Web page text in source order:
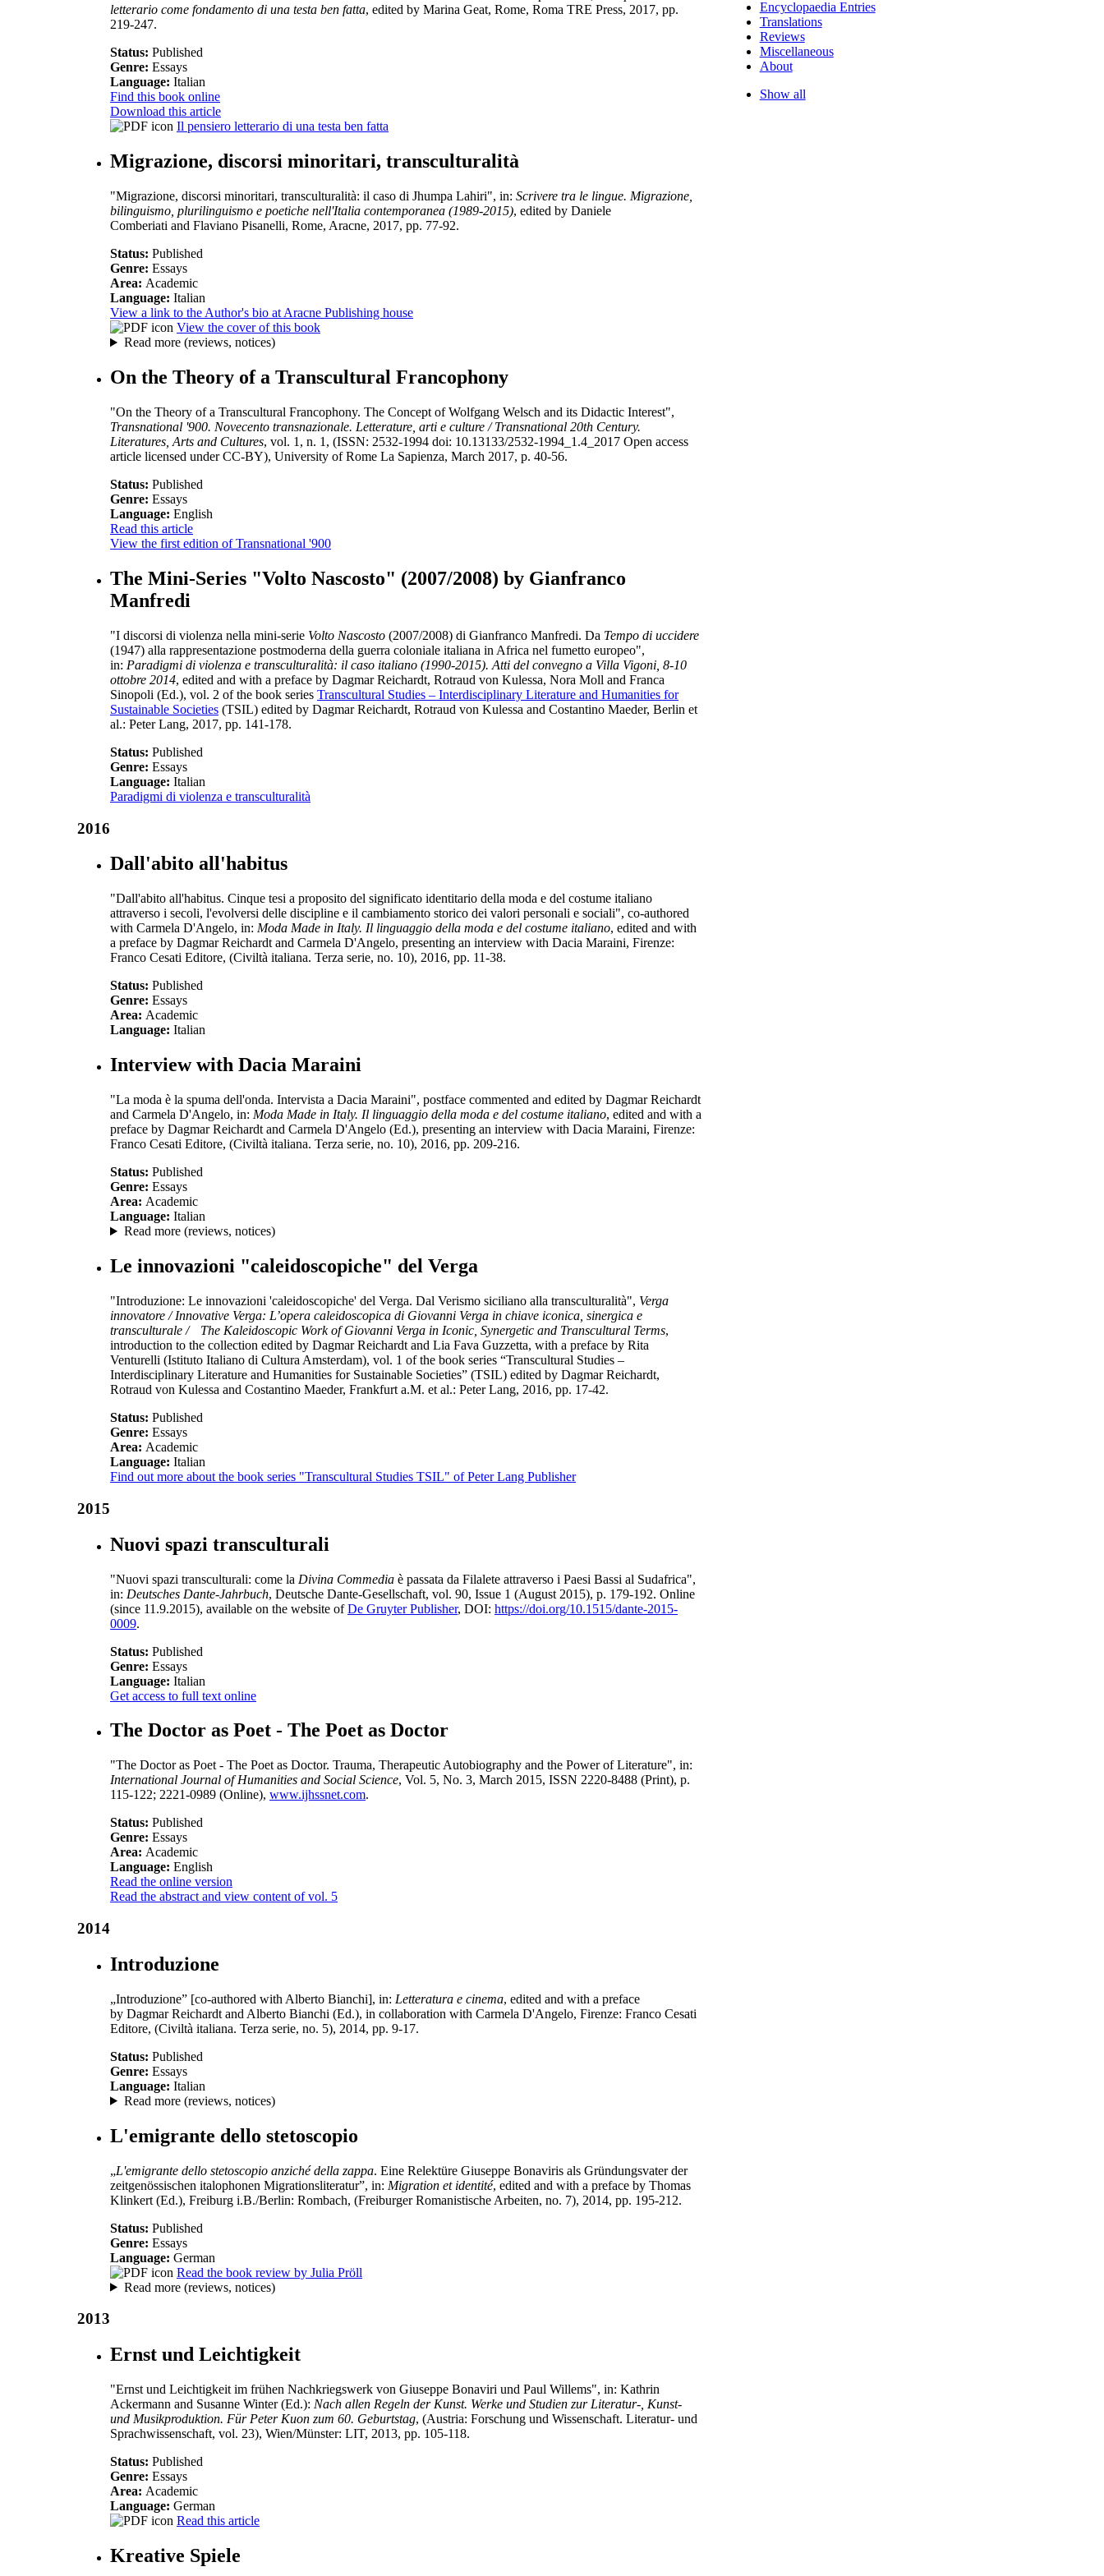
letterario come fondamento di una testa ben fatta, edited by Marina Geat, Rome, Roma TRE Press, 2017, pp.
219-247.
Status: Published
Genre: Essays
Language: Italian
Find this book online
Download this article
Il pensiero letterario di una testa ben fatta
Migrazione, discorsi minoritari, transculturalità
"Migrazione, discorsi minoritari, transculturalità: il caso di Jhumpa Lahiri", in: Scrivere tra le lingue. Migrazione,
bilinguismo, plurilinguismo e poetiche nell'Italia contemporanea (1989-2015), edited by Daniele
Comberiati and Flaviano Pisanelli, Rome, Aracne, 2017, pp. 77-92.
Status: Published
Genre: Essays
Area: Academic
Language: Italian
View a link to the Author's bio at Aracne Publishing house
View the cover of this book
Read more (reviews, notices)
On the Theory of a Transcultural Francophony
"On the Theory of a Transcultural Francophony. The Concept of Wolfgang Welsch and its Didactic Interest",
Transnational '900. Novecento transnazionale. Letterature, arti e culture / Transnational 20th Century.
Literatures, Arts and Cultures, vol. 1, n. 1, (ISSN: 2532-1994 doi: 10.13133/2532-1994_1.4_2017 Open access
article licensed under CC-BY), University of Rome La Sapienza, March 2017, p. 40-56.
Status: Published
Genre: Essays
Language: English
Read this article
View the first edition of Transnational '900
The Mini-Series "Volto Nascosto" (2007/2008) by Gianfranco
Manfredi
"I discorsi di violenza nella mini-serie Volto Nascosto (2007/2008) di Gianfranco Manfredi. Da Tempo di uccidere
(1947) alla rappresentazione postmoderna della guerra coloniale italiana in Africa nel fumetto europeo",
in: Paradigmi di violenza e transculturalità: il caso italiano (1990-2015). Atti del convegno a Villa Vigoni, 8-10
ottobre 2014, edited and with a preface by Dagmar Reichardt, Rotraud von Kulessa, Nora Moll and Franca
Sinopoli (Ed.), vol. 2 of the book series Transcultural Studies – Interdisciplinary Literature and Humanities for
Sustainable Societies (TSIL) edited by Dagmar Reichardt, Rotraud von Kulessa and Costantino Maeder, Berlin et
al.: Peter Lang, 2017, pp. 141-178.
Status: Published
Genre: Essays
Language: Italian
Paradigmi di violenza e transculturalità
2016
Dall'abito all'habitus
"Dall'abito all'habitus. Cinque tesi a proposito del significato identitario della moda e del costume italiano
attraverso i secoli, l'evolversi delle discipline e il cambiamento storico dei valori personali e sociali", co-authored
with Carmela D'Angelo, in: Moda Made in Italy. Il linguaggio della moda e del costume italiano, edited and with
a preface by Dagmar Reichardt and Carmela D'Angelo, presenting an interview with Dacia Maraini, Firenze:
Franco Cesati Editore, (Civiltà italiana. Terza serie, no. 10), 2016, pp. 11-38.
Status: Published
Genre: Essays
Area: Academic
Language: Italian
Interview with Dacia Maraini
"La moda è la spuma dell'onda. Intervista a Dacia Maraini", postface commented and edited by Dagmar Reichardt
and Carmela D'Angelo, in: Moda Made in Italy. Il linguaggio della moda e del costume italiano, edited and with a
preface by Dagmar Reichardt and Carmela D'Angelo (Ed.), presenting an interview with Dacia Maraini, Firenze:
Franco Cesati Editore, (Civiltà italiana. Terza serie, no. 10), 2016, pp. 209-216.
Status: Published
Genre: Essays
Area: Academic
Language: Italian
Read more (reviews, notices)
Le innovazioni "caleidoscopiche" del Verga
"Introduzione: Le innovazioni 'caleidoscopiche' del Verga. Dal Verismo siciliano alla transculturalità", Verga
innovatore / Innovative Verga: L’opera caleidoscopica di Giovanni Verga in chiave iconica, sinergica e
transculturale /
The Kaleidoscopic Work of Giovanni Verga in Iconic, Synergetic and Transcultural Terms,
introduction to the collection edited by Dagmar Reichardt and Lia Fava Guzzetta, with a preface by Rita
Venturelli (Istituto Italiano di Cultura Amsterdam), vol. 1 of the book series “Transcultural Studies –
Interdisciplinary Literature and Humanities for Sustainable Societies” (TSIL) edited by Dagmar Reichardt,
Rotraud von Kulessa and Costantino Maeder, Frankfurt a.M. et al.: Peter Lang, 2016, pp. 17-42.
Status: Published
Genre: Essays
Area: Academic
Language: Italian
Find out more about the book series "Transcultural Studies TSIL" of Peter Lang Publisher
2015
Nuovi spazi transculturali
"Nuovi spazi transculturali: come la Divina Commedia è passata da Filalete attraverso i Paesi Bassi al Sudafrica",
in: Deutsches Dante-Jahrbuch, Deutsche Dante-Gesellschaft, vol. 90, Issue 1 (August 2015), p. 179-192. Online
(since 11.9.2015), available on the website ofDe Gruyter Publisher, DOI: https://doi.org/10.1515/dante-2015-
0009.
Status: Published
Genre: Essays
Language: Italian
Get access to full text online
The Doctor as Poet - The Poet as Doctor
"The Doctor as Poet - The Poet as Doctor. Trauma, Therapeutic Autobiography and the Power of Literature", in:
International Journal of Humanities and Social Science, Vol. 5, No. 3, March 2015, ISSN 2220-8488 (Print), p.
115-122; 2221-0989 (Online), www.ijhssnet.com.
Status: Published
Genre: Essays
Area: Academic
Language: English
Read the online version
Read the abstract and view content of vol. 5
2014
Introduzione
„Introduzione” [co-authored with Alberto Bianchi], in: Letteratura e cinema, edited and with a preface
by DagmarReichardt and Alberto Bianchi (Ed.), in collaboration with Carmela D'Angelo, Firenze: Franco Cesati
Editore, (Civiltà italiana. Terza serie, no. 5), 2014, pp. 9-17.
Status: Published
Genre: Essays
Language: Italian
Read more (reviews, notices)
L'emigrante dello stetoscopio
„L'emigrante dello stetoscopio anziché della zappa. Eine Relektüre Giuseppe Bonaviris als Gründungsvater der
zeitgenössischen italophonen Migrationsliteratur”, in: Migration et identité, edited and with a preface by Thomas
Klinkert (Ed.), Freiburg i.B./Berlin: Rombach, (Freiburger Romanistische Arbeiten, no. 7), 2014, pp. 195-212.
Status: Published
Genre: Essays
Language: German
Read the book review by Julia Pröll
Read more (reviews, notices)
2013
Ernst und Leichtigkeit
"Ernst und Leichtigkeit im frühen Nachkriegswerk von Giuseppe Bonaviri und Paul Willems", in: Kathrin
Ackermann and Susanne Winter (Ed.): Nach allen Regeln der Kunst. Werke und Studien zur Literatur-, Kunst-
und Musikproduktion. Für Peter Kuon zum 60. Geburtstag, (Austria: Forschung und Wissenschaft. Literatur- und
Sprachwissenschaft, vol. 23), Wien/Münster: LIT, 2013, pp. 105-118.
Status: Published
Genre: Essays
Area: Academic
Language: German
Read this article
Kreative Spiele
Encyclopaedia Entries
Translations
Reviews
Miscellaneous
About
Show all